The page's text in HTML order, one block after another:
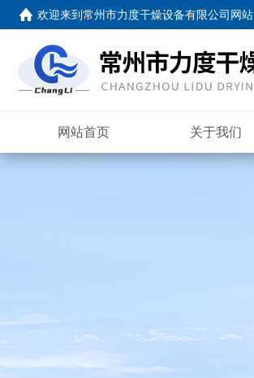
欢迎来到常州市力度干燥设备有限公司网站
网站首页 关于我们